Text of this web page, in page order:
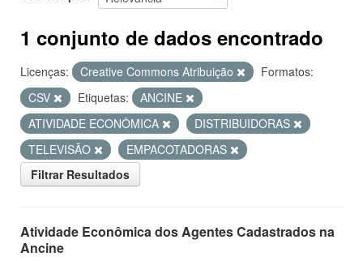
1 conjunto de dados encontrado
Licenças: Creative Commons Atribuição
Formatos:
CSV
Etiquetas:
ANCINE
ATIVIDADE ECONÔMICA
DISTRIBUIDORAS
TELEVISÃO
EMPACOTADORAS
Filtrar Resultados
Atividade Econômica dos Agentes Cadastrados na
Ancine